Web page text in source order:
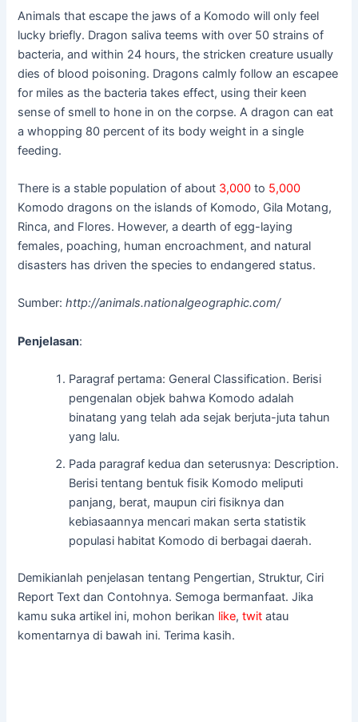
Animals that escape the jaws of a Komodo will only feel
lucky briefly. Dragon saliva teems with over 50 strains of
bacteria, and within 24 hours, the stricken creature usually
dies of blood poisoning. Dragons calmly follow an escapee
for miles as the bacteria takes effect, using their keen
sense of smell to hone in on the corpse. A dragon can eat
a whopping 80 percent of its body weight in a single
feeding.
There is a stable population of about 3,000 to 5,000
Komodo dragons on the islands of Komodo, Gila Motang,
Rinca, and Flores. However, a dearth of egg-laying
females, poaching, human encroachment, and natural
disasters has driven the species to endangered status.
Sumber: http://animals.nationalgeographic.com/
Penjelasan:
Paragraf pertama: General Classification. Berisi
pengenalan objek bahwa Komodo adalah
binatang yang telah ada sejak berjuta-juta tahun
yang lalu.
Pada paragraf kedua dan seterusnya: Description.
Berisi tentang bentuk fisik Komodo meliputi
panjang, berat, maupun ciri fisiknya dan
kebiasaannya mencari makan serta statistik
populasi habitat Komodo di berbagai daerah.
Demikianlah penjelasan tentang Pengertian, Struktur, Ciri
Report Text dan Contohnya. Semoga bermanfaat. Jika
kamu suka artikel ini, mohon berikan like,twit atau
komentarnya di bawah ini. Terima kasih.